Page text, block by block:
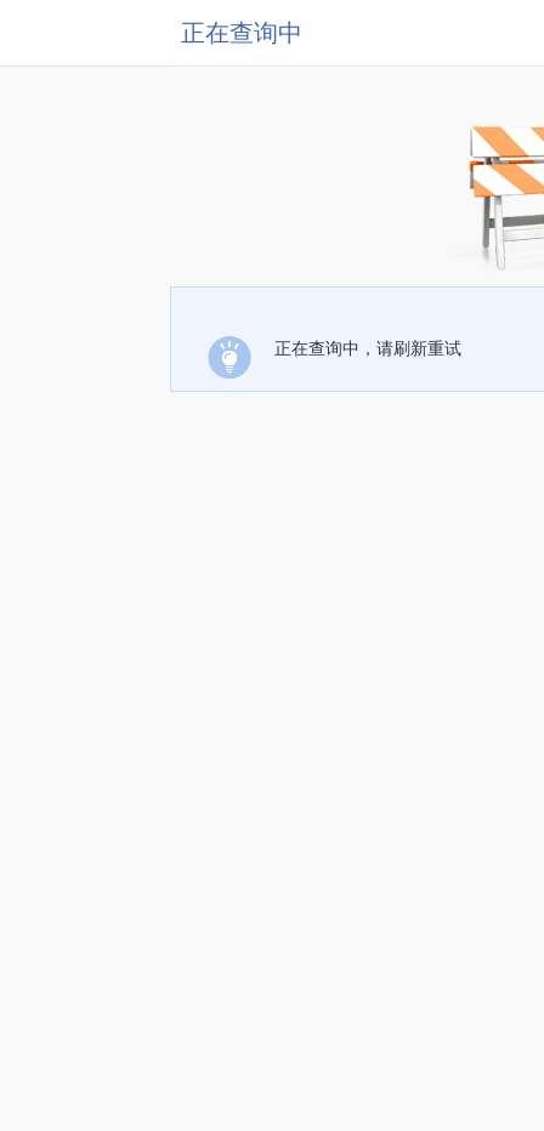
正在查询中
正在查询中，请刷新重试